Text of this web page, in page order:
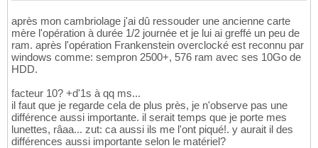
après mon cambriolage j'ai dû ressouder une ancienne carte
mère l'opération à durée 1/2 journée et je lui ai greffé un peu de
ram. après l'opération Frankenstein overclocké est reconnu par
windows comme: sempron 2500+, 576 ram avec ses 10Go de
HDD.
facteur 10? +d'1s à qq ms...
il faut que je regarde cela de plus près, je n'observe pas une
différence aussi importante. il serait temps que je porte mes
lunettes, râaa... zut: ca aussi ils me l'ont piqué!. y aurait il des
différences aussi importante selon le matériel?